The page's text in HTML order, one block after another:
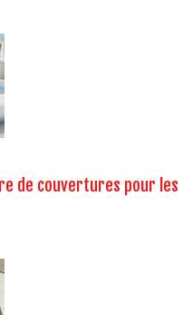
de couvertures pour les